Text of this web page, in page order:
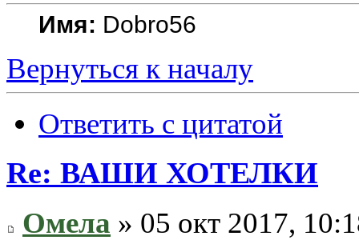
Имя: Dobro56
Вернуться к началу
Ответить с цитатой
Re: ВАШИ ХОТЕЛКИ
Омела » 05 окт 2017,